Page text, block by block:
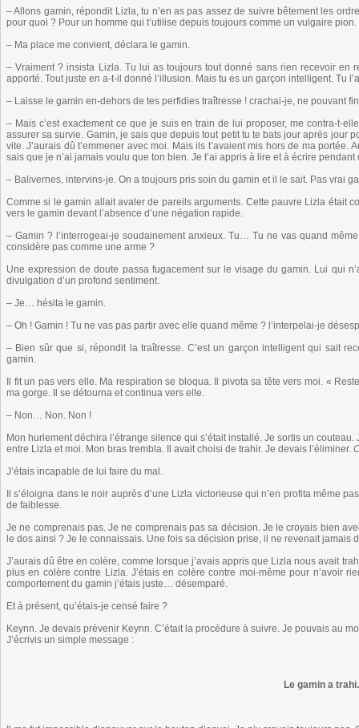
– Allons gamin, répondit Lizla, tu n’en as pas assez de suivre bêtement les
pour quoi ? Pour un homme qui t’utilise depuis toujours comme un vulgaire pion.
– Ma place me convient, déclara le gamin.
– Vraiment ? insista Lizla. Tu lui as toujours tout donné sans rien recevoir en
apporté. Tout juste en a-t-il donné l’illusion. Mais tu es un garçon intelligent. Tu
– Laisse le gamin en-dehors de tes perfidies traîtresse ! crachai-je, ne pouvant
– Mais c’est exactement ce que je suis en train de lui proposer, me contra-t-
assurer sa survie. Gamin, je sais que depuis tout petit tu te bats jour après jour
vite. J’aurais dû t’emmener avec moi. Mais ils t’avaient mis hors de ma
sais que je n’ai jamais voulu que ton bien. Je t’ai appris à lire et à écrire
– Balivernes, intervins-je. On a toujours pris soin du gamin et il le sait. Pas vrai
Comme si le gamin allait avaler de pareils arguments. Cette pauvre Lizla était
vers le gamin devant l’absence d’une négation rapide.
– Gamin ? l’interrogeai-je soudainement anxieux. Tu… Tu ne vas quand
considère pas comme une arme ?
Une expression de doute passa fugacement sur le visage du gamin. Lui qui
divulgation d’un profond sentiment.
– Je… hésita le gamin.
– Oh ! Gamin ! Tu ne vas pas partir avec elle quand même ? l’interpelai-je
– Bien sûr que si, répondit la traîtresse. C’est un garçon intelligent qui sait
gamin.
Il fit un pas vers elle. Ma respiration se bloqua. Il pivota sa tête vers moi. «
ma gorge. Il se détourna et continua vers elle.
– Non… Non. Non !
Mon hurlement déchira l’étrange silence qui s’était installé. Je sortis un
entre Lizla et moi. Mon bras trembla. Il avait choisi de trahir. Je devais l’éliminer.
J’étais incapable de lui faire du mal.
Il s’éloigna dans le noir auprès d’une Lizla victorieuse qui n’en profita même
de faiblesse.
Je ne comprenais pas. Je ne comprenais pas sa décision. Je le croyais bien
le dos ainsi ? Je le connaissais. Une fois sa décision prise, il ne revenait jamais
J’aurais dû être en colère, comme lorsque j’avais appris que Lizla nous avait
plus en colère contre Lizla. J’étais en colère contre moi-même pour n’avoir
comportement du gamin j’étais juste… désemparé.
Et à présent, qu’étais-je censé faire ?
Keynn. Je devais prévenir Keynn. C’était la procédure à suivre. Je pouvais au
J’écrivis un simple message :
Le gamin a trahi.